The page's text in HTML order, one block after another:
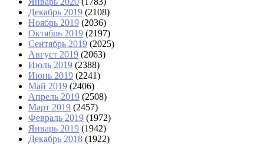
Декабрь 2019 (2108)
Ноябрь 2019 (2036)
Октябрь 2019 (2197)
Сентябрь 2019 (2025)
Август 2019 (2063)
Июль 2019 (2388)
Июнь 2019 (2241)
Май 2019 (2406)
Апрель 2019 (2508)
Март 2019 (2457)
Февраль 2019 (1972)
Январь 2019 (1942)
Декабрь 2018 (1922)